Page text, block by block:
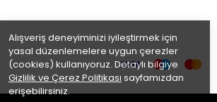
Alışveriş deneyiminizi iyileştirmek için
yasal düzenlemelere uygun çerezler
(cookies) kullanıyoruz. Detaylı bilgiye
Gizlilik ve Çerez Politikası sayfamızdan
erişebilirsiniz.